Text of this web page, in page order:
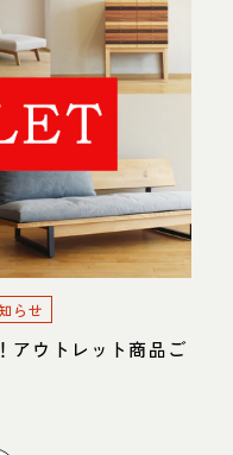
らせ
アウトレット商品ご